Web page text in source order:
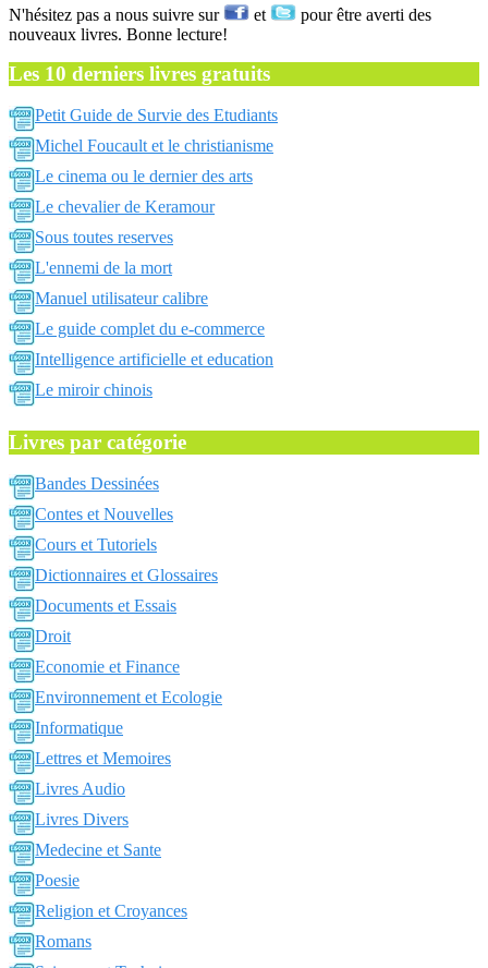
N'hésitez pas a nous suivre sur et
pour être averti des
nouveaux livres. Bonne lecture!
Les 10 derniers livres gratuits
Petit Guide de Survie des Etudiants
Michel Foucault et le christianisme
Le cinema ou le dernier des arts
Le chevalier de Keramour
Sous toutes reserves
L'ennemi de la mort
Manuel utilisateur calibre
Le guide complet du e-commerce
Intelligence artificielle et education
Le miroir chinois
Livres par catégorie
Bandes Dessinées
Contes et Nouvelles
Cours et Tutoriels
Dictionnaires et Glossaires
Documents et Essais
Droit
Economie et Finance
Environnement et Ecologie
Informatique
Lettres et Memoires
Livres Audio
Livres Divers
Medecine et Sante
Poesie
Religion et Croyances
Romans